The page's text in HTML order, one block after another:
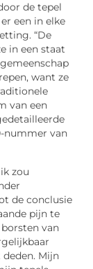
de tepel
een in elke
“De
in een staat
want ze
van een
nummer van
zou
de conclusie
pijn te
van
Mijn